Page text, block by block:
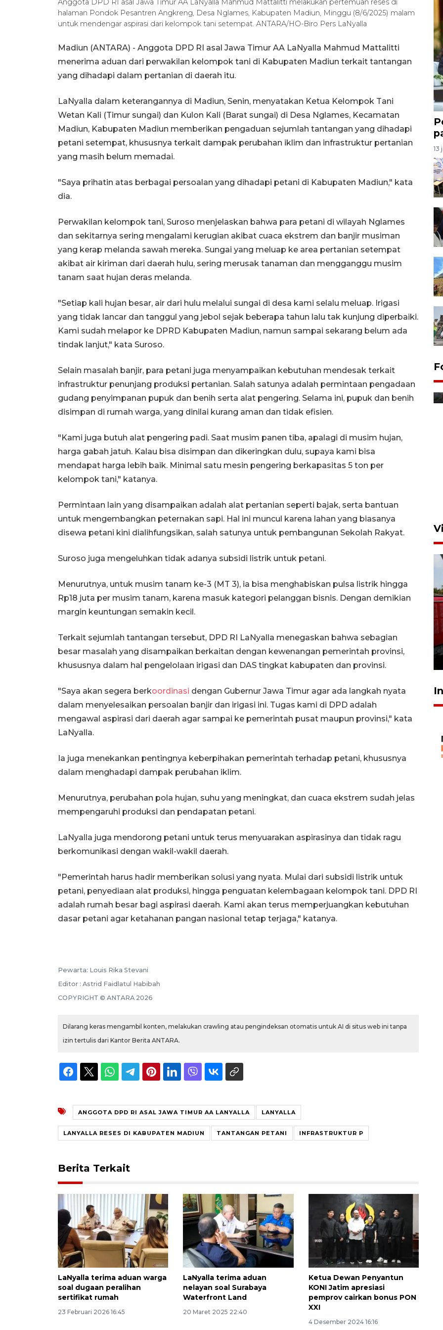
Anggota DPD RI asal Jawa Timur AA LaNyalla Mahmud Mattalitti melakukan pertemuan reses di
halaman Pondok Pesantren Angkreng, Desa Nglames, Kabupaten Madiun, Minggu (8/6/2025) malam
untuk mendengar aspirasi dari kelompok tani setempat. ANTARA/HO-Biro Pers LaNyalla
Madiun (ANTARA) - Anggota DPD RI asal Jawa Timur AA LaNyalla Mahmud Mattalitti
menerima aduan dari perwakilan kelompok tani di Kabupaten Madiun terkait tantangan
yang dihadapi dalam pertanian di daerah itu.
LaNyalla dalam keterangannya di Madiun, Senin, menyatakan Ketua Kelompok Tani
Wetan Kali (Timur sungai) dan Kulon Kali (Barat sungai) di Desa Nglames, Kecamatan
Madiun, Kabupaten Madiun memberikan pengaduan sejumlah tantangan yang dihadapi
petani setempat, khususnya terkait dampak perubahan iklim dan infrastruktur pertanian
yang masih belum memadai.
"Saya prihatin atas berbagai persoalan yang dihadapi petani di Kabupaten Madiun," kata
dia.
Perwakilan kelompok tani, Suroso menjelaskan bahwa para petani di wilayah Nglames
dan sekitarnya sering mengalami kerugian akibat cuaca ekstrem dan banjir musiman
yang kerap melanda sawah mereka. Sungai yang meluap ke area pertanian setempat
akibat air kiriman dari daerah hulu, sering merusak tanaman dan mengganggu musim
tanam saat hujan deras melanda.
"Setiap kali hujan besar, air dari hulu melalui sungai di desa kami selalu meluap. Irigasi
yang tidak lancar dan tanggul yang jebol sejak beberapa tahun lalu tak kunjung diperbaiki.
Kami sudah melapor ke DPRD Kabupaten Madiun, namun sampai sekarang belum ada
tindak lanjut," kata Suroso.
Selain masalah banjir, para petani juga menyampaikan kebutuhan mendesak terkait
infrastruktur penunjang produksi pertanian. Salah satunya adalah permintaan pengadaan
gudang penyimpanan pupuk dan benih serta alat pengering. Selama ini, pupuk dan benih
disimpan di rumah warga, yang dinilai kurang aman dan tidak efisien.
"Kami juga butuh alat pengering padi. Saat musim panen tiba, apalagi di musim hujan,
harga gabah jatuh. Kalau bisa disimpan dan dikeringkan dulu, supaya kami bisa
mendapat harga lebih baik. Minimal satu mesin pengering berkapasitas 5 ton per
kelompok tani," katanya.
Permintaan lain yang disampaikan adalah alat pertanian seperti bajak, serta bantuan
untuk mengembangkan peternakan sapi. Hal ini muncul karena lahan yang biasanya
disewa petani kini dialihfungsikan, salah satunya untuk pembangunan Sekolah Rakyat.
Suroso juga mengeluhkan tidak adanya subsidi listrik untuk petani.
Menurutnya, untuk musim tanam ke-3 (MT 3), ia bisa menghabiskan pulsa listrik hingga
Rp18 juta per musim tanam, karena masuk kategori pelanggan bisnis. Dengan demikian
margin keuntungan semakin kecil.
Terkait sejumlah tantangan tersebut, DPD RI LaNyalla menegaskan bahwa sebagian
besar masalah yang disampaikan berkaitan dengan kewenangan pemerintah provinsi,
khususnya dalam hal pengelolaan irigasi dan DAS tingkat kabupaten dan provinsi.
"Saya akan segera berkoordinasi dengan Gubernur Jawa Timur agar ada langkah nyata
dalam menyelesaikan persoalan banjir dan irigasi ini. Tugas kami di DPD adalah
mengawal aspirasi dari daerah agar sampai ke pemerintah pusat maupun provinsi," kata
LaNyalla.
Ia juga menekankan pentingnya keberpihakan pemerintah terhadap petani, khususnya
dalam menghadapi dampak perubahan iklim.
Menurutnya, perubahan pola hujan, suhu yang meningkat, dan cuaca ekstrem sudah jelas
mempengaruhi produksi dan pendapatan petani.
LaNyalla juga mendorong petani untuk terus menyuarakan aspirasinya dan tidak ragu
berkomunikasi dengan wakil-wakil daerah.
"Pemerintah harus hadir memberikan solusi yang nyata. Mulai dari subsidi listrik untuk
petani, penyediaan alat produksi, hingga penguatan kelembagaan kelompok tani. DPD RI
adalah rumah besar bagi aspirasi daerah. Kami akan terus memperjuangkan kebutuhan
dasar petani agar ketahanan pangan nasional tetap terjaga," katanya.
Pewarta: Louis Rika Stevani
Editor : Astrid Faidlatul Habibah
COPYRIGHT © ANTARA 2026
Dilarang keras mengambil konten, melakukan crawling atau pengindeksan otomatis untuk AI di situs web ini tanpa
izin tertulis dari Kantor Berita ANTARA.
ANGGOTA DPD RI ASAL JAWA TIMUR AA LANYALLA LANYALLA
LANYALLA RESES DI KABUPATEN MADIUN TANTANGAN PETANI INFRASTRUKTUR P
Berita Terkait
LaNyalla terima aduan warga
soal dugaan peralihan
sertifikat rumah
23 Februari 2026 16:45
LaNyalla terima aduan
nelayan soal Surabaya
Waterfront Land
20 Maret 2025 22:40
Ketua Dewan Penyantun
KONI Jatim apresiasi
pemprov cairkan bonus PON
XXI
4 Desember 2024 16:16
13
Distribusi bantuan mesin
pertanian di Kediri
7 jam lalu
kedaruratan KM Mutiara
Sentosa II
4 Agustus 2026 22:38